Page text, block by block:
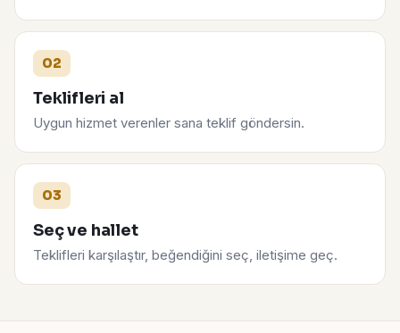
02
Teklifleri al
Uygun hizmet verenler sana teklif göndersin.
03
Seç ve hallet
Teklifleri karşılaştır, beğendiğini seç, iletişime geç.